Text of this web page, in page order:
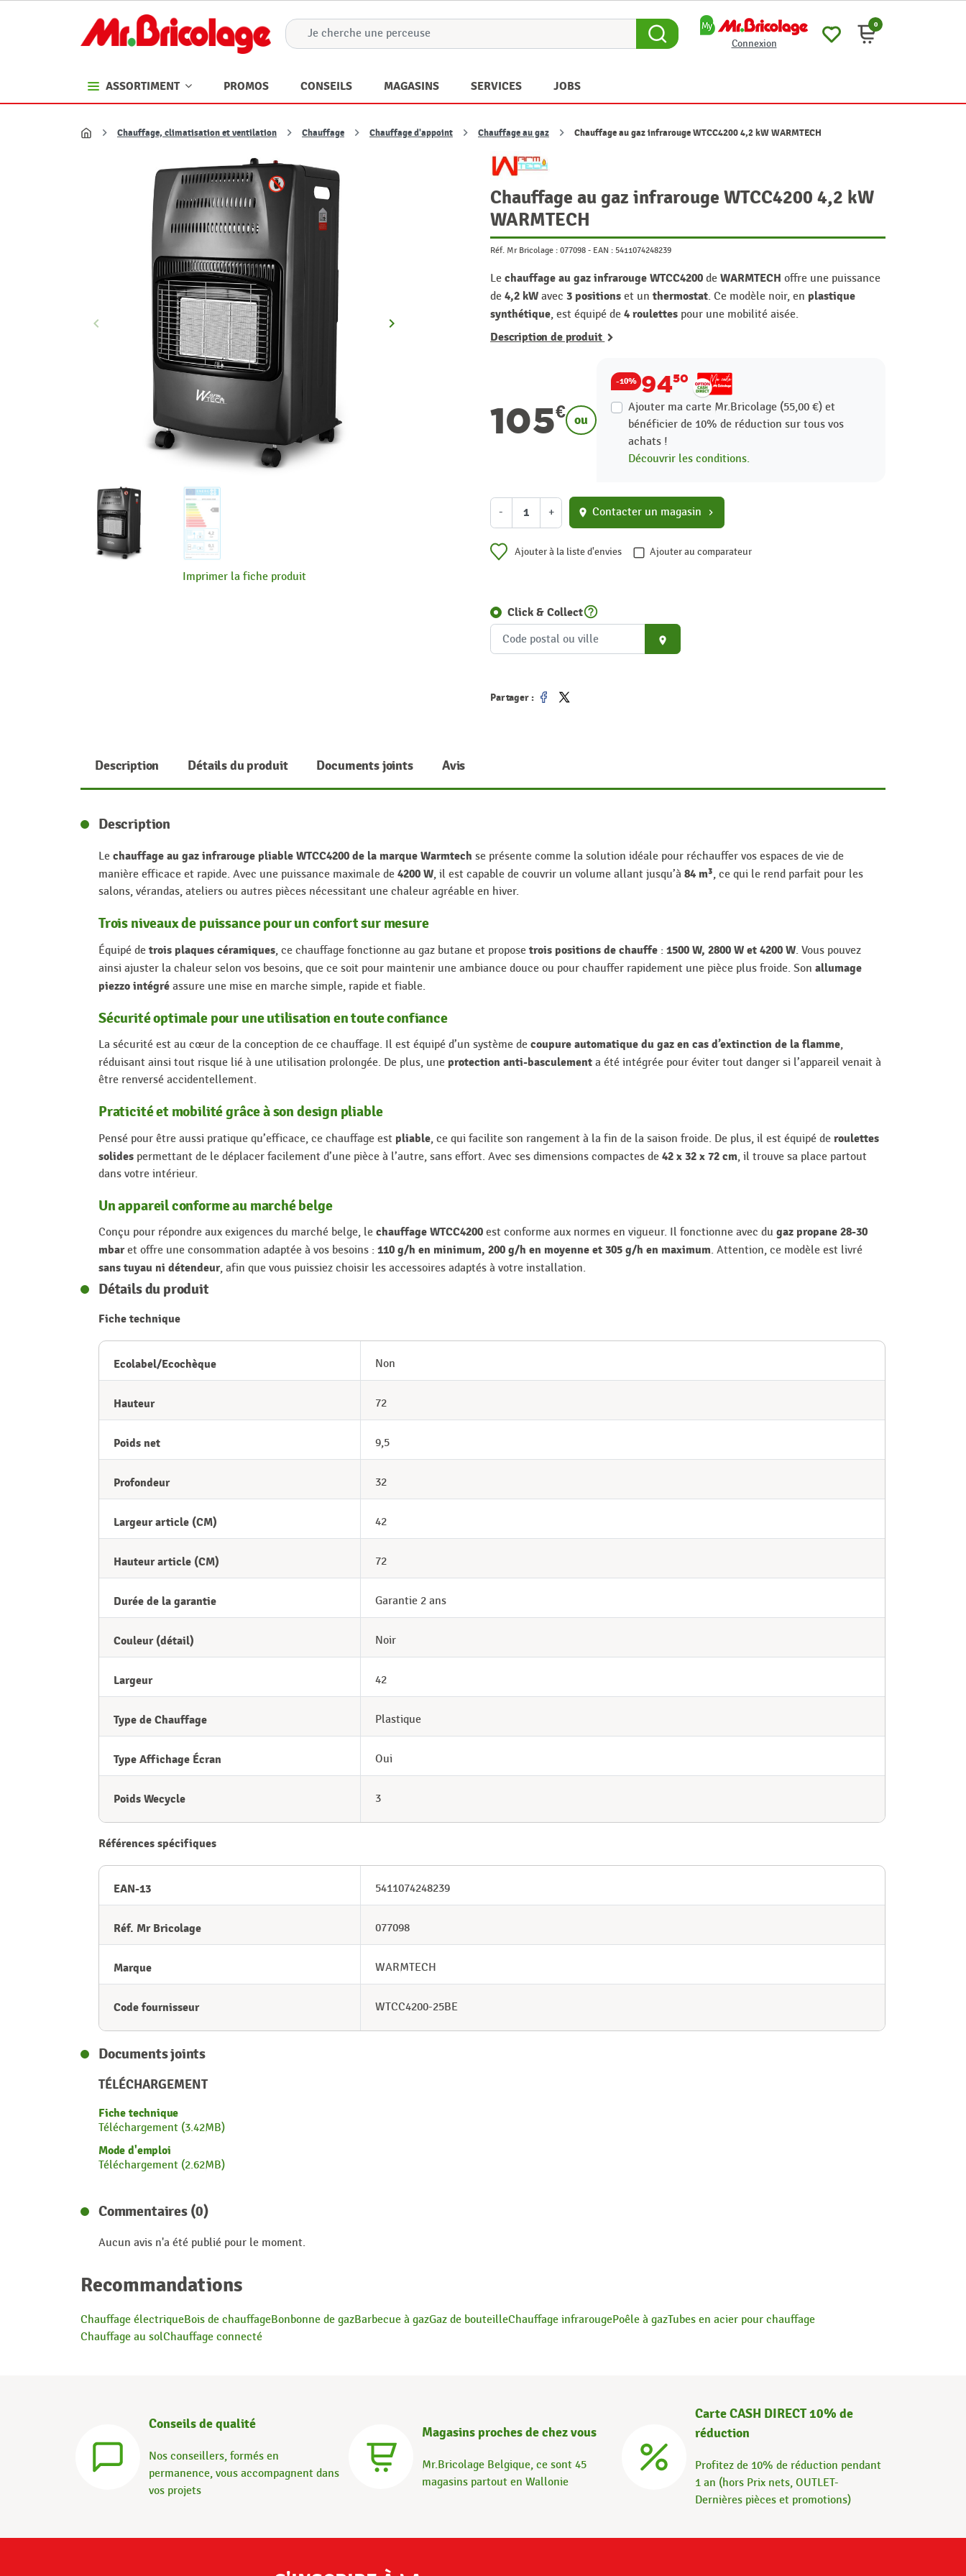
Connexion
0
ASSORTIMENT PROMOS CONSEILS MAGASINS SERVICES JOBS
Accueil
Chauffage, climatisation et ventilation Chauffage Chauffage d'appoint Chauffage au gaz Chauffage au gaz infrarouge WTCC4200 4,2 kW WARMTECH
Précédent
keyboard_arrow_left Suivant
keyboard_arrow_right
Imprimer la fiche produit
Chauffage au gaz infrarouge WTCC4200 4,2 kW
WARMTECH
Réf. Mr Bricolage : 077098 - EAN : 5411074248239
Le chauffage au gaz infrarouge WTCC4200 de WARMTECH offre une puissance
de 4,2 kW avec 3 positions et un thermostat. Ce modèle noir, en plastique
synthétique, est équipé de 4 roulettes pour une mobilité aisée.
Description de produit
105€ ou
-10% 9450
Ajouter ma carte Mr.Bricolage (55,00 €) et
bénéficier de 10%de réduction sur tous vos
achats !
Découvrir les conditions.
- + location_on Contacter un magasin chevron_right
Ajouter à la liste d'envies Ajouter au comparateur
Click & Collecthelp_outline
place
Partager :
Description Détails du produit Documents joints Avis
Description
Le chauffage au gaz infrarouge pliable WTCC4200 de la marque Warmtech se présente comme la solution idéale pour réchauffer vos espaces de vie de
manière efficace et rapide. Avec une puissance maximale de 4200 W, il est capable de couvrir un volume allant jusqu’à 84 m³, ce qui le rend parfait pour les
salons, vérandas, ateliers ou autres pièces nécessitant une chaleur agréable en hiver.
Trois niveaux de puissance pour un confort sur mesure
Équipé de trois plaques céramiques, ce chauffage fonctionne au gaz butane et propose trois positions de chauffe : 1500 W, 2800 W et 4200 W. Vous pouvez
ainsi ajuster la chaleur selon vos besoins, que ce soit pour maintenir une ambiance douce ou pour chauffer rapidement une pièce plus froide. Son allumage
piezzo intégré assure une mise en marche simple, rapide et fiable.
Sécurité optimale pour une utilisation en toute confiance
La sécurité est au cœur de la conception de ce chauffage. Il est équipé d’un système de coupure automatique du gaz en cas d’extinction de la flamme,
réduisant ainsi tout risque lié à une utilisation prolongée. De plus, une protection anti-basculement a été intégrée pour éviter tout danger si l’appareil venait à
être renversé accidentellement.
Praticité et mobilité grâce à son design pliable
Pensé pour être aussi pratique qu’efficace, ce chauffage est pliable, ce qui facilite son rangement à la fin de la saison froide. De plus, il est équipé de roulettes
solides permettant de le déplacer facilement d’une pièce à l’autre, sans effort. Avec ses dimensions compactes de 42 x 32 x 72 cm, il trouve sa place partout
dans votre intérieur.
Un appareil conforme au marché belge
Conçu pour répondre aux exigences du marché belge, le chauffage WTCC4200 est conforme aux normes en vigueur. Il fonctionne avec du gaz propane 28-30
mbaret offre une consommation adaptée à vos besoins : 110 g/h en minimum, 200 g/h en moyenne et 305 g/h en maximum. Attention, ce modèle est livré
sans tuyau ni détendeur, afin que vous puissiez choisir les accessoires adaptés à votre installation.
Détails du produit
Fiche technique
Ecolabel/Ecochèque Non
Hauteur 72
Poids net 9,5
Profondeur 32
Largeur article (CM) 42
Hauteur article (CM) 72
Durée de la garantie Garantie 2 ans
Couleur (détail) Noir
Largeur 42
Type de Chauffage Plastique
Type Affichage Écran Oui
Poids Wecycle 3
Références spécifiques
EAN-13 5411074248239
Réf. Mr Bricolage 077098
Marque WARMTECH
Code fournisseur WTCC4200-25BE
Documents joints
TÉLÉCHARGEMENT
Fiche technique
Téléchargement (3.42MB)
Mode d'emploi
Téléchargement (2.62MB)
Commentaires (0)
Aucun avis n'a été publié pour le moment.
Recommandations
Chauffage électriqueBois de chauffageBonbonne de gazBarbecue à gazGaz de bouteilleChauffage infrarougePoêle à gazTubes en acier pour chauffage
Chauffage au solChauffage connecté
Conseils de qualité
Nos conseillers, formés en
permanence, vous accompagnent dans
vos projets
Magasins proches de chez vous
Mr.Bricolage Belgique, ce sont 45
magasins partout en Wallonie
Carte CASH DIRECT 10% de
réduction
Profitez de 10% de réduction pendant
1 an (hors Prix nets, OUTLET-
Dernières pièces et promotions)